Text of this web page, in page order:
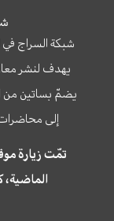
شبكة السراج في
يهدف لنشر
يضمّ بساتين من
إلى